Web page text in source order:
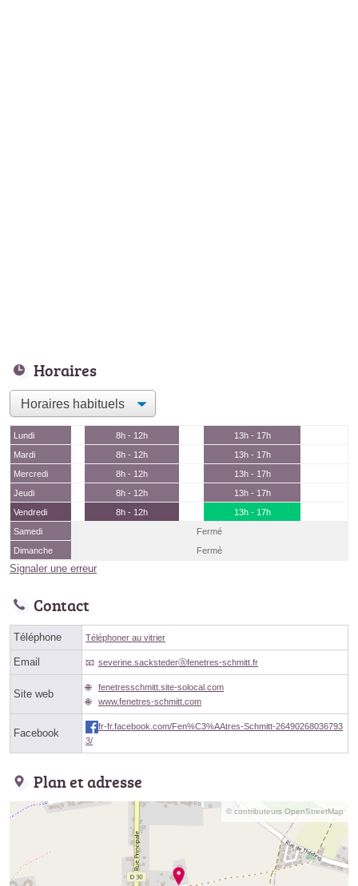
Horaires
Lundi 8h - 12h
13h - 17h
Mardi
8h - 12h
13h - 17h
Mercredi
8h - 12h
13h - 17h
Jeudi
8h - 12h
13h - 17h
Vendredi
8h - 12h
13h - 17h
Samedi
Fermé
Dimanche
Fermé
Signaler une erreur
Contact
Téléphone Téléphoner au vitrier
Email severine.sackstederⓐfenetres-schmitt.fr
Site web
fenetresschmitt.site-solocal.com
www.fenetres-schmitt.com
Facebook
fr-fr.facebook.com/Fen%C3%AAtres-Schmitt-26490268036793
3/
Plan et adresse
© contributeurs OpenStreetMap